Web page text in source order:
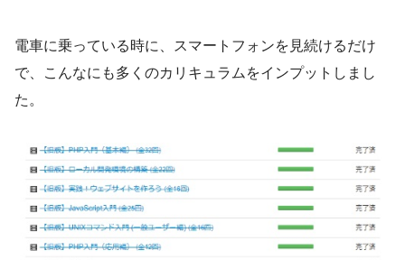
電車に乗っている時に、スマートフォンを見続けるだけ
で、こんなにも多くのカリキュラムをインプットしまし
た。